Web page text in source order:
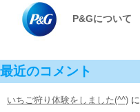
P&Gについて
最近のコメント
いちご狩り体験をしました(^^) に